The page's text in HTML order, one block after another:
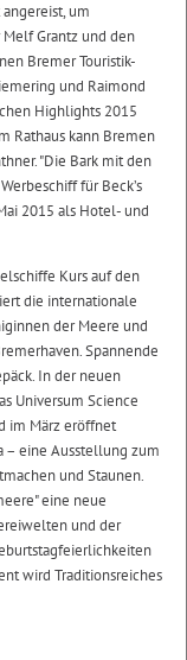
um
Grantz und den
Bremer Touristik-
und Raimond
Highlights 2015
Rathaus kann Bremen
"Die Bark mit den
für Beck’s
2015 als Hotel- und
Kurs auf den
die internationale
der Meere und
Spannende
In der neuen
Universum Science
im März eröffnet
– eine Ausstellung zum
und Staunen.
eine neue
und der
wird Traditionsreiches